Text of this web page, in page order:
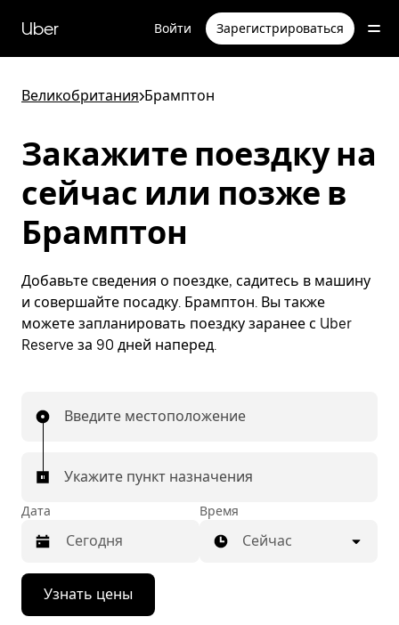
перейти
к
содержимому
Uber Войти Зарегистрироваться
Великобритания>Брамптон
Закажите поездку на
сейчас или позже в
Брамптон
Добавьте сведения о поездке, садитесь в машину
и совершайте посадку. Брамптон. Вы также
можете запланировать поездку заранее с Uber
Reserve за 90 дней наперед.
Введите местоположение
Укажите пункт назначения
Дата
Нажмите
стрелку
вниз,
Время
Сейчас
Узнать цены